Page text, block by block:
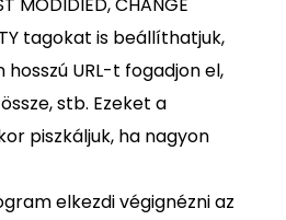
tagokat is beállíthatjuk,
URL-t fogadjon el,
stb. Ezeket a
piszkáljuk, ha nagyon
elkezdi végignézni az